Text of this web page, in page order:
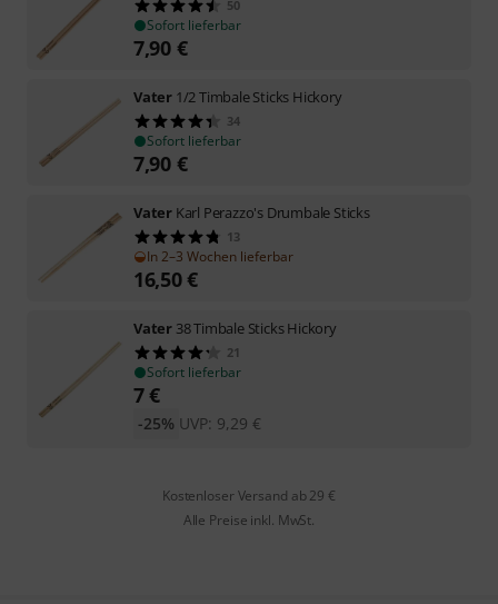
50
Sofort lieferbar
7,90 €
Vater 1/2 Timbale Sticks Hickory
34
Sofort lieferbar
7,90 €
Vater Karl Perazzo's Drumbale Sticks
13
In 2–3 Wochen lieferbar
16,50€
Vater 38 Timbale Sticks Hickory
21
Sofort lieferbar
7€
UVP: 9,29 €
-25%
Kostenloser Versand ab 29 €
Alle Preise inkl. MwSt.